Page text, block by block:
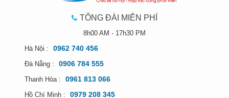
TỔNG ĐÀI MIỄN PHÍ
8h00 AM - 17h30 PM
Hà Nội :
0962 740 456
Đà Nẵng : 0906 784 555
Thanh Hóa : 0961 813 066
Hồ Chí Minh : 0979 208 345